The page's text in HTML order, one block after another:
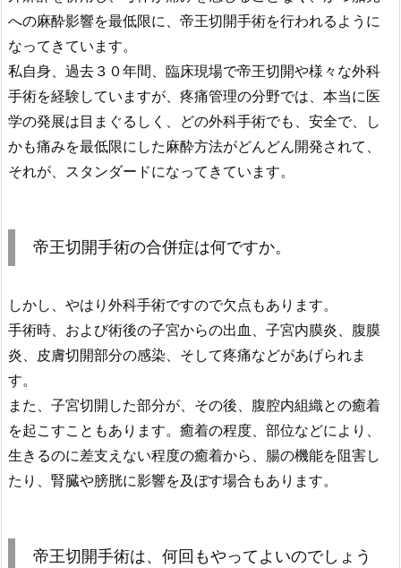
への麻酔影響を最低限に、帝王切開手術を行われるように
なってきています。
私自身、過去３０年間、臨床現場で帝王切開や様々な外科
手術を経験していますが、疼痛管理の分野では、本当に医
学の発展は目まぐるしく、どの外科手術でも、安全で、し
かも痛みを最低限にした麻酔方法がどんどん開発されて、
それが、スタンダードになってきています。
帝王切開手術の合併症は何ですか。
しかし、やはり外科手術ですので欠点もあります。
手術時、および術後の子宮からの出血、子宮内膜炎、腹膜
炎、皮膚切開部分の感染、そして疼痛などがあげられま
す。
また、子宮切開した部分が、その後、腹腔内組織との癒着
を起こすこともあります。癒着の程度、部位などにより、
生きるのに差支えない程度の癒着から、腸の機能を阻害し
たり、腎臓や膀胱に影響を及ぼす場合もあります。
帝王切開手術は、何回もやってよいのでしょう